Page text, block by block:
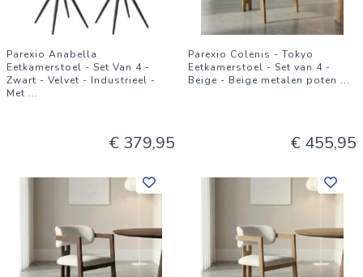
Parexio Anabella
Eetkamerstoel - Set Van 4 -
Zwart - Velvet - Industrieel -
Met ...
€ 379,95
Parexio Colenis - Tokyo
Eetkamerstoel - Set van 4 -
Beige - Beige metalen poten ...
€ 455,95